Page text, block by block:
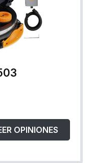
OPINIONES